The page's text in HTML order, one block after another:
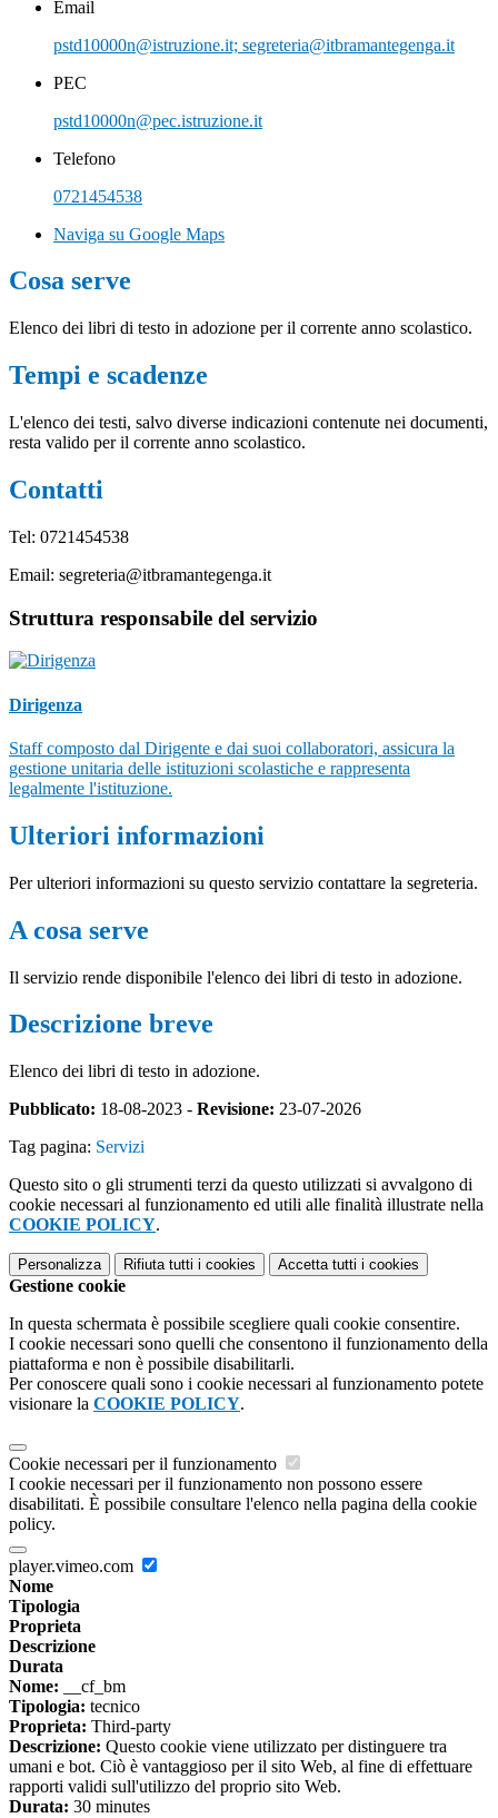
Email
pstd10000n@istruzione.it; segreteria@itbramantegenga.it
PEC
pstd10000n@pec.istruzione.it
Telefono
0721454538
Naviga su Google Maps
Cosa serve
Elenco dei libri di testo in adozione per il corrente anno scolastico.
Tempi e scadenze
L'elenco dei testi, salvo diverse indicazioni contenute nei documenti,
resta valido per il corrente anno scolastico.
Contatti
Tel: 0721454538
Email: segreteria@itbramantegenga.it
Struttura responsabile del servizio
Dirigenza
Staff composto dal Dirigente e dai suoi collaboratori, assicura la
gestione unitaria delle istituzioni scolastiche e rappresenta
legalmente l'istituzione.
Ulteriori informazioni
Per ulteriori informazioni su questo servizio contattare la segreteria.
A cosa serve
Il servizio rende disponibile l'elenco dei libri di testo in adozione.
Descrizione breve
Elenco dei libri di testo in adozione.
Pubblicato: 18-08-2023 - Revisione: 23-07-2026
Tag pagina: Servizi
Questo sito o gli strumenti terzi da questo utilizzati si avvalgono di
cookie necessari al funzionamento ed utili alle finalità illustrate nella
COOKIE POLICY.
Personalizza Rifiuta tutti i cookies Accetta tutti i cookies
Gestione cookie
In questa schermata è possibile scegliere quali cookie consentire.
I cookie necessari sono quelli che consentono il funzionamento della
piattaforma e non è possibile disabilitarli.
Per conoscere quali sono i cookie necessari al funzionamento potete
visionare la COOKIE POLICY.
Cookie necessari per il funzionamento
I cookie necessari per il funzionamento non possono essere
disabilitati. È possibile consultare l'elenco nella pagina della cookie
policy.
player.vimeo.com
Nome
Tipologia
Proprieta
Descrizione
Durata
Nome: __cf_bm
Tipologia: tecnico
Proprieta: Third-party
Descrizione: Questo cookie viene utilizzato per distinguere tra
umani e bot. Ciò è vantaggioso per il sito Web, al fine di effettuare
rapporti validi sull'utilizzo del proprio sito Web.
Durata: 30 minutes